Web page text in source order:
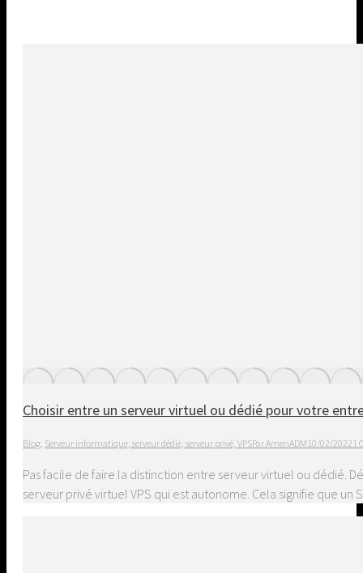
Choisir entre un serveur virtuel ou dédié pour votre
Blog Serveur informatique, serveur dédié, serveur privé, VPSParAmenADM 10/02/2022 1
Pas facile de faire la distinction entre serveur virtuel ou dédié.
serveur privé virtuel VPS qui est autonome. Cela signifie que